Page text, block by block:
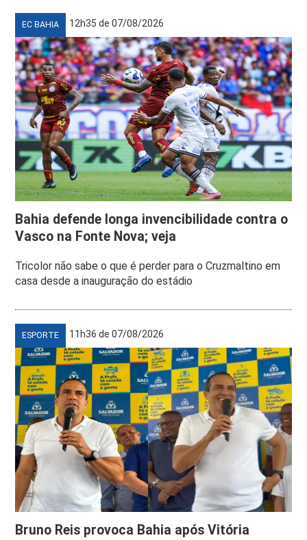
EC BAHIA 12h35 de 07/08/2026
Bahia defende longa invencibilidade contra o
Vasco na Fonte Nova; veja
Tricolor não sabe o que é perder para o Cruzmaltino em
casa desde a inauguração do estádio
ESPORTE 11h36 de 07/08/2026
Bruno Reis provoca Bahia após Vitória